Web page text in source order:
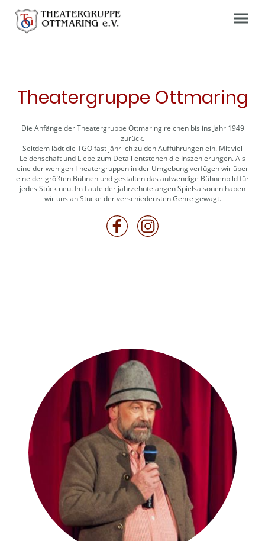
Theatergruppe Ottmaring
Die Anfänge der Theatergruppe Ottmaring reichen bis ins Jahr 1949
zurück.
Seitdem lädt die TGO fast jährlich zu den Aufführungen ein. Mit viel
Leidenschaft und Liebe zum Detail entstehen die Inszenierungen. Als
eine der wenigen Theatergruppen in der Umgebung verfügen wir über
eine der größten Bühnen und gestalten das aufwendige Bühnenbild für
jedes Stück neu. Im Laufe der jahrzehntelangen Spielsaisonen haben
wir uns an Stücke der verschiedensten Genre gewagt.